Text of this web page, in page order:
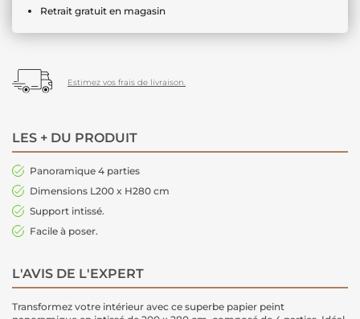
Retrait gratuit en magasin
Estimez vos frais de livraison.
LES + DU PRODUIT
Panoramique 4 parties
Dimensions L200 x H280 cm
Support intissé.
Facile à poser.
L'AVIS DE L'EXPERT
Transformez votre intérieur avec ce superbe papier peint